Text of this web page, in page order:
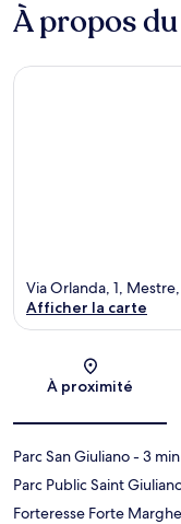
À propos
Via Orlanda, 1,
Afficher la carte
À proximité
Parc San Giuliano- 3
Parc Public Saint
Forteresse Forte